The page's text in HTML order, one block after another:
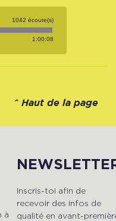
1042 écoute(s)
1:00:08
^ Haut de la page
à
Inscris-toi afin de
recevoir des infos de
qualité en avant-